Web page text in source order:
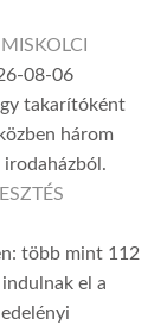
08-06
takarítóként
három
több mint 112
el a